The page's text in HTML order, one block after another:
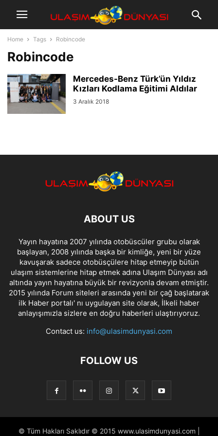
Home Tags Robincode
Robincode
Mercedes-Benz Türk’ün Yıldız
Kızları Kodlama Eğitimi Aldılar
3 Aralık 2018
ABOUT US
Yayın hayatına 2007 yılında otobüscüler grubu olarak
başlayan, 2008 yılında başka bir kimliğe, yeni bir yüze
kavuşarak sadece otobüsçülere hitap etmeyip bütün
ulaşım sistemlerine hitap etmek adına Ulaşım Dünyası adı
altında yayın hayatına büyük bir revizyonla devam etmiştir.
2015 yılında Forum siteleri arasında yeni bir çağ başlatarak
ilk Haber portalı' nı uygulayan site olarak, İlkeli haber
anlayışımızla sizlere en doğru haberleri ulaştırıyoruz.
Contact us: info@ulasimdunyasi.com
FOLLOW US
© Tüm Hakları Saklıdır © 2015 www.ulasimdunyasi.com |